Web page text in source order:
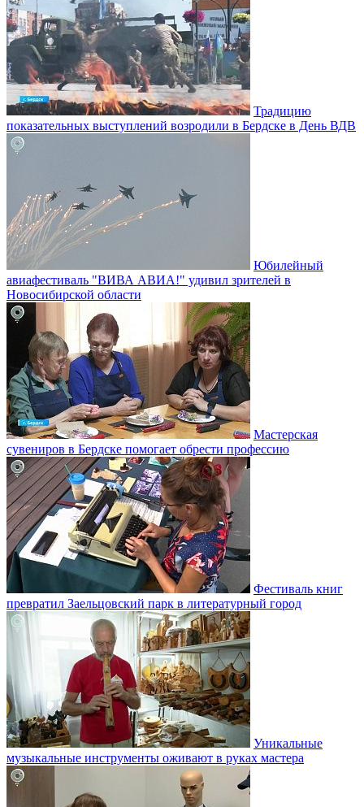
Традицию
показательных выступлений возродили в Бердске в День ВДВ
Юбилейный
авиафестиваль "ВИВА АВИА!" удивил зрителей в
Новосибирской области
Мастерская
сувениров в Бердске помогает обрести профессию
Фестиваль книг
превратил Заельцовский парк в литературный город
Уникальные
музыкальные инструменты оживают в руках мастера